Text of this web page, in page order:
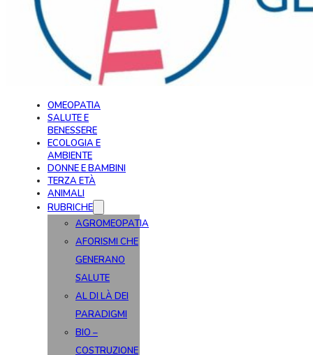
OMEOPATIA
SALUTE E
BENESSERE
ECOLOGIA E
AMBIENTE
DONNE E BAMBINI
TERZA ETÀ
ANIMALI
RUBRICHE
AGROMEOPATIA
AFORISMI CHE
GENERANO
SALUTE
AL DI LÀ DEI
PARADIGMI
BIO –
COSTRUZIONE